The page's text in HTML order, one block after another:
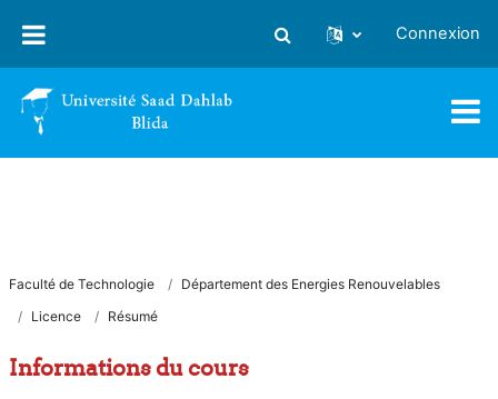
Activer/désactiver la saisie
Connexion
Faculté de Technologie
Département des Energies Renouvelables
Licence
Résumé
Informations du cours